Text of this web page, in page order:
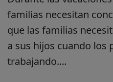
familias necesitan
que las familias
a sus hijos cuando los
trabajando....